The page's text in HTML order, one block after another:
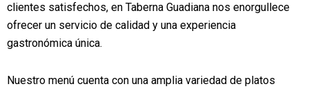
clientes satisfechos, en Taberna Guadiana nos enorgullece
ofrecer un servicio de calidad y una experiencia
gastronómica única.
Nuestro menú cuenta con una amplia variedad de platos